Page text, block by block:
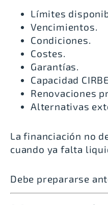
Límites
Vencimientos.
Condiciones.
Costes.
Garantías.
Capacidad
Renovaciones
Alternativas
La financiación no
cuando ya falta
Debe prepararse